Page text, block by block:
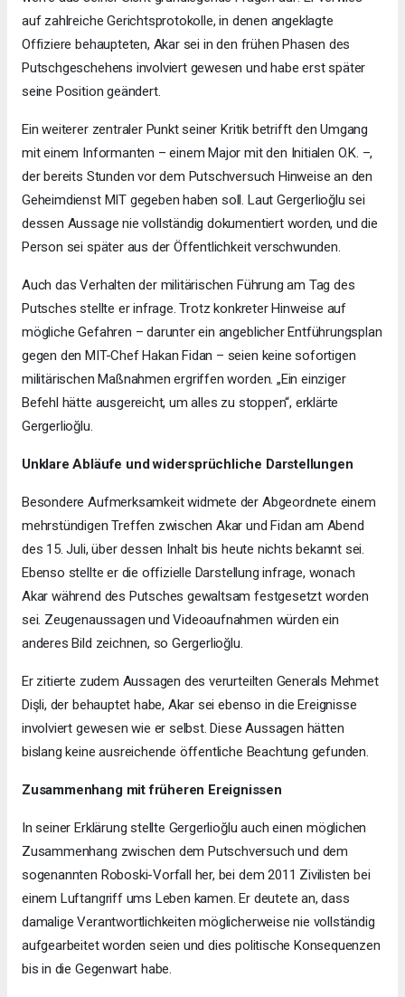
auf zahlreiche Gerichtsprotokolle, in denen angeklagte
Offiziere behaupteten, Akar sei in den frühen Phasen des
Putschgeschehens involviert gewesen und habe erst später
seine Position geändert.
Ein weiterer zentraler Punkt seiner Kritik betrifft den Umgang
mit einem Informanten – einem Major mit den Initialen O.K. –,
der bereits Stunden vor dem Putschversuch Hinweise an den
Geheimdienst MIT gegeben haben soll. Laut Gergerlioğlu sei
dessen Aussage nie vollständig dokumentiert worden, und die
Person sei später aus der Öffentlichkeit verschwunden.
Auch das Verhalten der militärischen Führung am Tag des
Putsches stellte er infrage. Trotz konkreter Hinweise auf
mögliche Gefahren – darunter ein angeblicher Entführungsplan
gegen den MIT-Chef Hakan Fidan – seien keine sofortigen
militärischen Maßnahmen ergriffen worden. „Ein einziger
Befehl hätte ausgereicht, um alles zu stoppen“, erklärte
Gergerlioğlu.
Unklare Abläufe und widersprüchliche Darstellungen
Besondere Aufmerksamkeit widmete der Abgeordnete einem
mehrstündigen Treffen zwischen Akar und Fidan am Abend
des 15. Juli, über dessen Inhalt bis heute nichts bekannt sei.
Ebenso stellte er die offizielle Darstellung infrage, wonach
Akar während des Putsches gewaltsam festgesetzt worden
sei. Zeugenaussagen und Videoaufnahmen würden ein
anderes Bild zeichnen, so Gergerlioğlu.
Er zitierte zudem Aussagen des verurteilten Generals Mehmet
Dişli, der behauptet habe, Akar sei ebenso in die Ereignisse
involviert gewesen wie er selbst. Diese Aussagen hätten
bislang keine ausreichende öffentliche Beachtung gefunden.
Zusammenhang mit früheren Ereignissen
In seiner Erklärung stellte Gergerlioğlu auch einen möglichen
Zusammenhang zwischen dem Putschversuch und dem
sogenannten Roboski-Vorfall her, bei dem 2011 Zivilisten bei
einem Luftangriff ums Leben kamen. Er deutete an, dass
damalige Verantwortlichkeiten möglicherweise nie vollständig
aufgearbeitet worden seien und dies politische Konsequenzen
bis in die Gegenwart habe.